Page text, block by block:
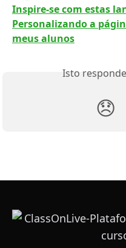
Inspire-se com estas
Personalizando a
meus alunos
Isto
😞